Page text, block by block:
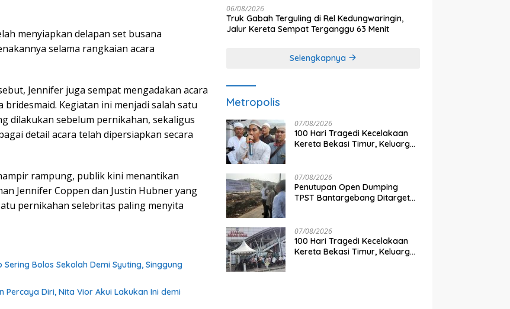
menyiapkan delapan set busana
selama rangkaian acara
Jennifer juga sempat mengadakan acara
bridesmaid. Kegiatan ini menjadi salah satu
dilakukan sebelum pernikahan, sekaligus
detail acara telah dipersiapkan secara
rampung, publik kini menantikan
Jennifer Coppen dan Justin Hubner yang
pernikahan selebritas paling menyita
Sering Bolos Sekolah Demi Syuting, Singgung
Percaya Diri, Nita Vior Akui Lakukan Ini demi
06/08/2026
Truk Gabah Terguling di Rel Kedungwaringin,
Jalur Kereta Sempat Terganggu 63 Menit
Selengkapnya
Metropolis
07/08/2026
100 Hari Tragedi Kecelakaan
Kereta Bekasi Timur, Keluarga
07/08/2026
Penutupan Open Dumping
TPST Bantargebang Ditarget
07/08/2026
100 Hari Tragedi Kecelakaan
Kereta Bekasi Timur, Keluarga